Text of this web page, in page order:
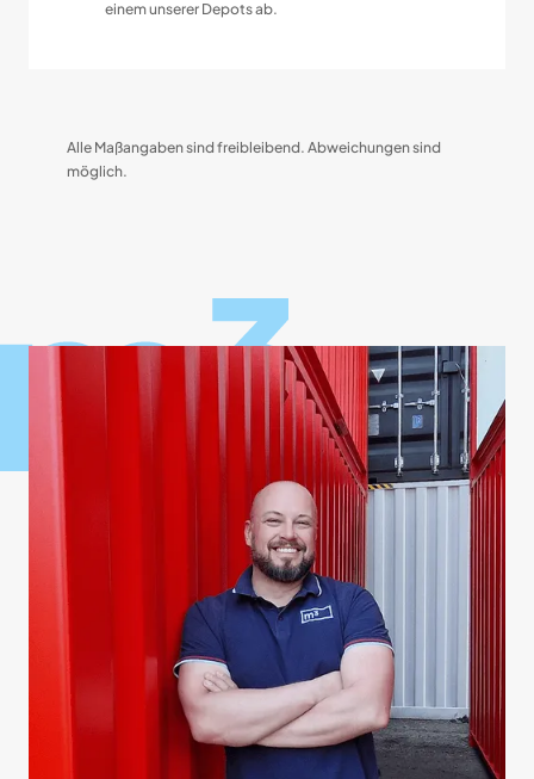
einem unserer Depots ab.
Alle Maßangaben sind freibleibend. Abweichungen sind
möglich.